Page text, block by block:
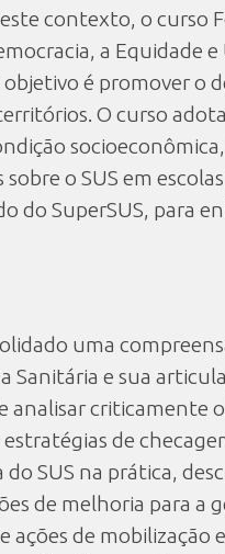
contexto, o curso
a Equidade
é promover o
O curso
o SUS em
do SuperSUS, para
uma
Sanitária e sua
analisar
de
SUS na prática,
de melhoria para a
de mobilização